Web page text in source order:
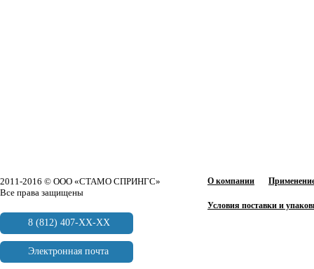
О компании
Условия поставки и
2011-2016 © ООО «СТАМО СПРИНГС»
Все права защищены
8 (812) 407-XX-XX
Электронная почта